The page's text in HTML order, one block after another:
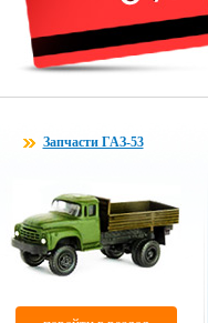
Запчасти ГАЗ-53